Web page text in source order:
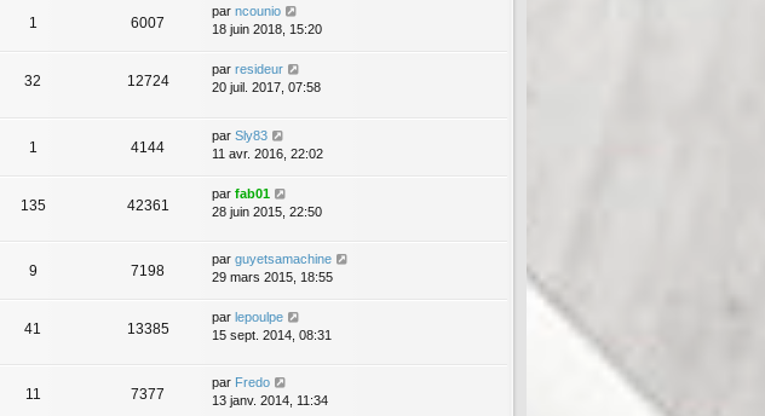
1 6007
par ncounio
18 juin 2018, 15:20
32 12724
par resideur
20 juil. 2017, 07:58
1 4144
par Sly83
11 avr. 2016, 22:02
135 42361
par fab01
28 juin 2015, 22:50
9 7198
par guyetsamachine
29 mars 2015, 18:55
41 13385
par lepoulpe
15 sept. 2014, 08:31
11 7377
par Fredo
13 janv. 2014, 11:34